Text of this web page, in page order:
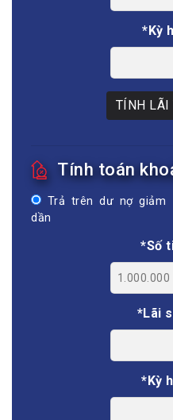
*Kỳ
TÍNH LÃI
Tính toán
Trả trên dư nợ giảm
dần
*Số
*Lãi
*Kỳ